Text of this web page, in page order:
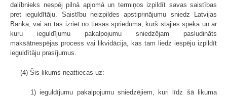
dalībnieks nespēj pilnā apjomā un termiņos izpildīt savas saistības
pret ieguldītāju. Saistību neizpildes apstiprinājumu sniedz Latvijas
Banka, vai arī tas izriet no tiesas sprieduma, kurš stājies spēkā un ar
kuru ieguldījumu pakalpojumu sniedzējam pasludināts
maksātnespējas process vai likvidācija, kas tam liedz iespēju izpildīt
ieguldītāju prasījumus.
(4) Šis likums neattiecas uz:
1) ieguldījumu pakalpojumu sniedzējiem, kuri līdz šā likuma